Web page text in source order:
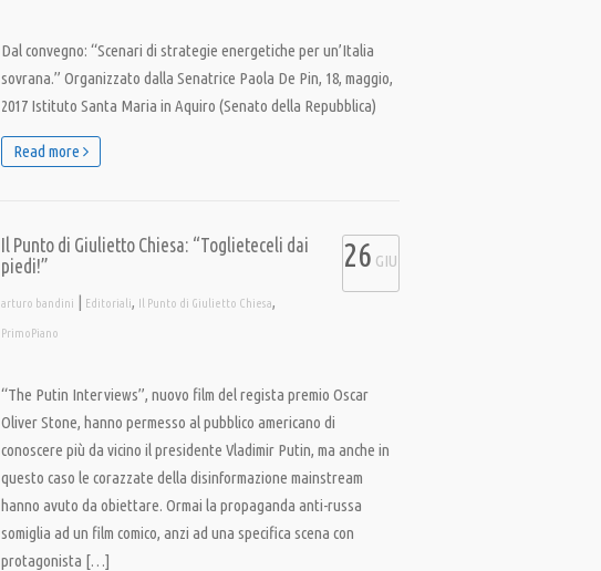
Dal convegno: “Scenari di strategie energetiche per un’Italia
sovrana.” Organizzato dalla Senatrice Paola De Pin, 18, maggio,
2017 Istituto Santa Maria in Aquiro (Senato della Repubblica)
Read more
Il Punto di Giulietto Chiesa: “Toglieteceli dai
piedi!”
arturo bandini | Editoriali, Il Punto di Giulietto Chiesa,
PrimoPiano
26 GIU
“The Putin Interviews”, nuovo film del regista premio Oscar
Oliver Stone, hanno permesso al pubblico americano di
conoscere più da vicino il presidente Vladimir Putin, ma anche in
questo caso le corazzate della disinformazione mainstream
hanno avuto da obiettare. Ormai la propaganda anti-russa
somiglia ad un film comico, anzi ad una specifica scena con
protagonista […]